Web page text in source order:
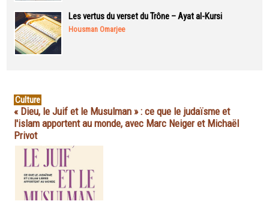
Les vertus du verset du Trône – Ayat al-Kursi
Housman Omarjee
Culture
« Dieu, le Juif et le Musulman » : ce que le judaïsme et
l'islam apportent au monde, avec Marc Neiger et Michaël
Privot